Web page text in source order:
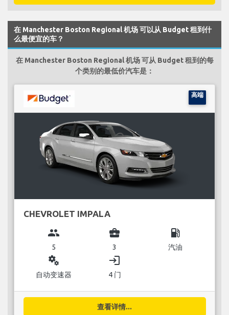
在 Manchester Boston Regional 机场 可以从 Budget 租到什
么最便宜的车？
在 Manchester Boston Regional 机场 可从 Budget 租到的每
个类别的最低价汽车是：
高端
CHEVROLET IMPALA
group
5
business_center
3
local_gas_station
汽油
miscellaneous_services
自动变速器
login
4 门
查看详情...